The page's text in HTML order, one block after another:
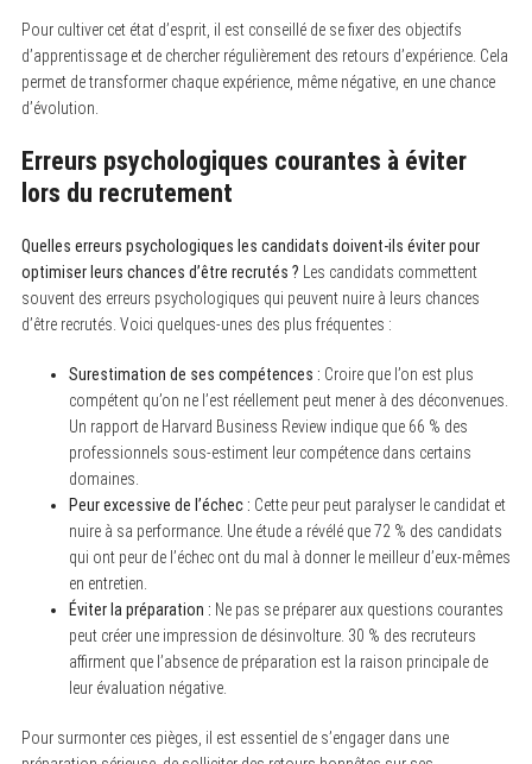
Pour cultiver cet état d’esprit, il est conseillé de se fixer des objectifs
d’apprentissage et de chercher régulièrement des retours d’expérience. Cela
permet de transformer chaque expérience, même négative, en une chance
d’évolution.
Erreurs psychologiques courantes à éviter
lors du recrutement
Quelles erreurs psychologiques les candidats doivent-ils éviter pour
optimiser leurs chances d’être recrutés ? Les candidats commettent
souvent des erreurs psychologiques qui peuvent nuire à leurs chances
d’être recrutés. Voici quelques-unes des plus fréquentes :
Surestimation de ses compétences : Croire que l’on est plus
compétent qu’on ne l’est réellement peut mener à des déconvenues.
Un rapport de Harvard Business Review indique que 66 % des
professionnels sous-estiment leur compétence dans certains
domaines.
Peur excessive de l’échec : Cette peur peut paralyser le candidat et
nuire à sa performance. Une étude a révélé que 72 % des candidats
qui ont peur de l’échec ont du mal à donner le meilleur d’eux-mêmes
en entretien.
Éviter la préparation : Ne pas se préparer aux questions courantes
peut créer une impression de désinvolture. 30 % des recruteurs
affirment que l’absence de préparation est la raison principale de
leur évaluation négative.
Pour surmonter ces pièges, il est essentiel de s’engager dans une